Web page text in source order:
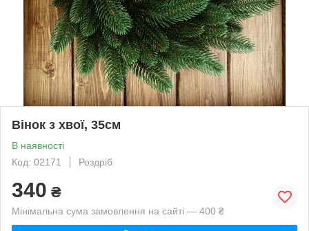
Вінок з хвої, 35см
В наявності
Код: 02171
Роздріб
340 ₴
Мінімальна сума замовлення на сайті — 400 ₴